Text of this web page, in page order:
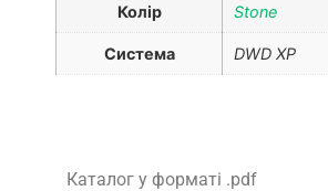
Колір Stone
Система DWD XP
Каталог у форматі .pdf